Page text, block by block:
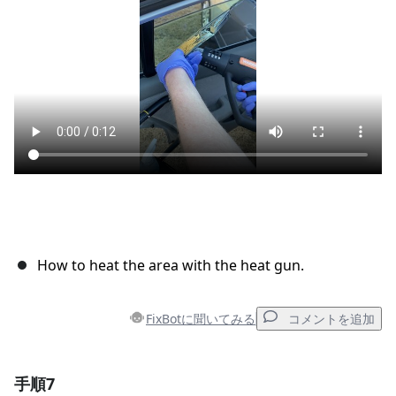
キャンセル
How to heat the area with the heat gun.
FixBotに聞いてみる コメントを追加
手順7